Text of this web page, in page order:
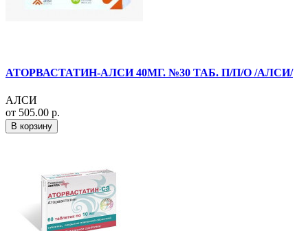
АТОРВАСТАТИН-АЛСИ 40МГ. №30 ТАБ. П/П/О /АЛСИ/
АЛСИ
от 505.00 р.
В корзину